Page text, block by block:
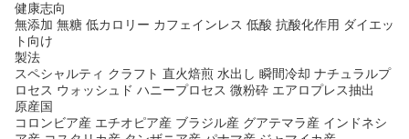
健康志向
無添加 無糖 低カロリー カフェインレス 低酸 抗酸化作用 ダイエッ
ト向け
製法
スペシャルティ クラフト 直火焙煎 水出し 瞬間冷却 ナチュラルプ
ロセス ウォッシュド ハニープロセス 微粉砕 エアロプレス抽出
原産国
コロンビア産 エチオピア産 ブラジル産 グアテマラ産 インドネシ